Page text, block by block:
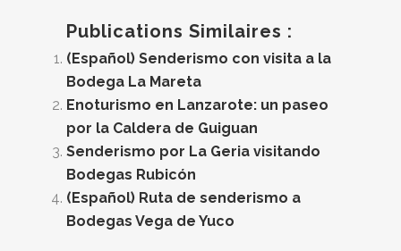
Publications Similaires :
(Español) Senderismo con visita a la
Bodega La Mareta
Enoturismo en Lanzarote: un paseo
por la Caldera de Guiguan
Senderismo por La Geria visitando
Bodegas Rubicón
(Español) Ruta de senderismo a
Bodegas Vega de Yuco